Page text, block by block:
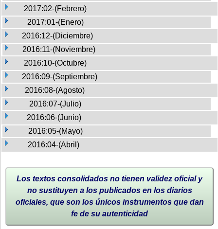
2017:02-(Febrero)
2017:01-(Enero)
2016:12-(Diciembre)
2016:11-(Noviembre)
2016:10-(Octubre)
2016:09-(Septiembre)
2016:08-(Agosto)
2016:07-(Julio)
2016:06-(Junio)
2016:05-(Mayo)
2016:04-(Abril)
Los textos consolidados no tienen validez oficial y
no sustituyen a los publicados en los diarios
oficiales, que son los únicos instrumentos que dan
fe de su autenticidad